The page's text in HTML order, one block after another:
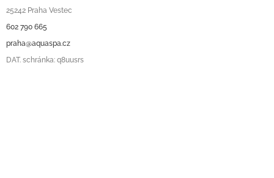
25242 Praha Vestec
602 790 665
praha@aquaspa.cz
DAT. schránka: q8uusrs